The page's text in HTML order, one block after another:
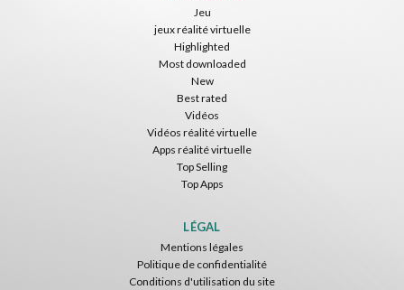
ToroGames
Gratuit
Jeu
jeux réalité virtuelle
Highlighted
Most downloaded
New
Best rated
Vidéos
Vidéos réalité virtuelle
Apps réalité virtuelle
Top Selling
Top Apps
LÉGAL
Mentions légales
Politique de confidentialité
Conditions d'utilisation du site